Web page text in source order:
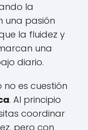
la
una pasión
la fluidez y
una
diario.
es cuestión
. Al principio
coordinar
pero con